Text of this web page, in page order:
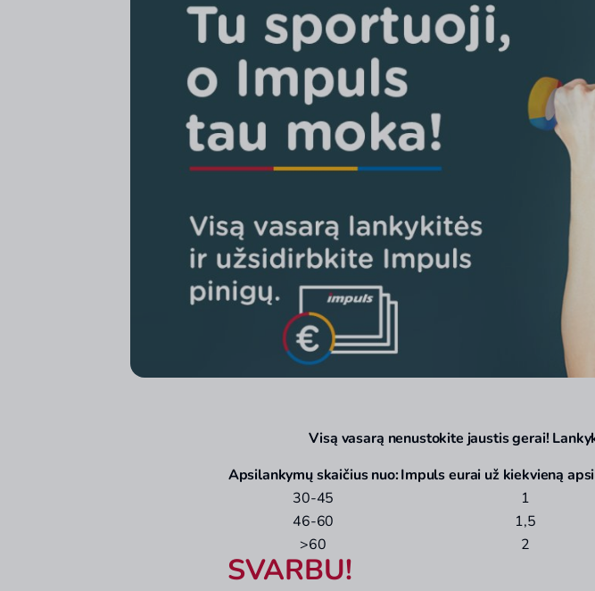
Visą vasarą nenustokite jaustis gerai!
Apsilankymų skaičius nuo:Impuls eurai už kiekvieną
30-45
1
46-60
1,5
>60
2
SVARBU!